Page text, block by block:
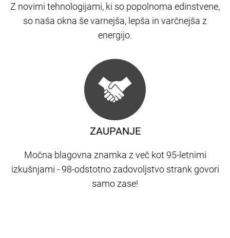
ZAUPANJE
Močna blagovna znamka z več kot 95-letnimi
izkušnjami - 98-odstotno zadovoljstvo strank govori
samo zase!
Z novimi tehnologijami, ki so popolnoma edinstvene,
so naša okna še varnejša, lepša in varčnejša z
energijo.